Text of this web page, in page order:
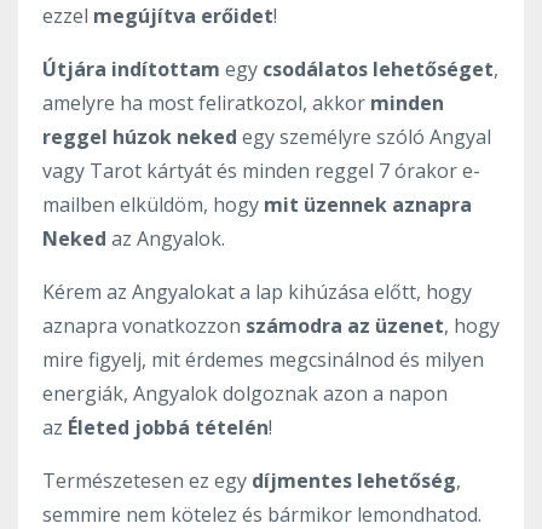
ezzel megújítva erőidet!
Útjára indítottam egy csodálatos lehetőséget,
amelyre ha most feliratkozol, akkor minden
reggel húzok neked egy személyre szóló Angyal
vagy Tarot kártyát és minden reggel 7 órakor e-
mailben elküldöm, hogy mit üzennek aznapra
Neked az Angyalok.
Kérem az Angyalokat a lap kihúzása előtt, hogy
aznapra vonatkozzon számodra az üzenet, hogy
mire figyelj, mit érdemes megcsinálnod és milyen
energiák, Angyalok dolgoznak azon a napon
az Életed jobbá tételén!
Természetesen ez egy díjmentes lehetőség,
semmire nem kötelez és bármikor lemondhatod.